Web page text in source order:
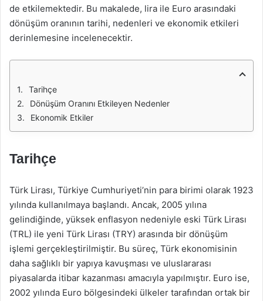
de etkilemektedir. Bu makalede, lira ile Euro arasındaki
dönüşüm oranının tarihi, nedenleri ve ekonomik etkileri
derinlemesine incelenecektir.
Tarihçe
Dönüşüm Oranını Etkileyen Nedenler
Ekonomik Etkiler
Tarihçe
Türk Lirası, Türkiye Cumhuriyeti’nin para birimi olarak 1923
yılında kullanılmaya başlandı. Ancak, 2005 yılına
gelindiğinde, yüksek enflasyon nedeniyle eski Türk Lirası
(TRL) ile yeni Türk Lirası (TRY) arasında bir dönüşüm
işlemi gerçekleştirilmiştir. Bu süreç, Türk ekonomisinin
daha sağlıklı bir yapıya kavuşması ve uluslararası
piyasalarda itibar kazanması amacıyla yapılmıştır. Euro ise,
2002 yılında Euro bölgesindeki ülkeler tarafından ortak bir